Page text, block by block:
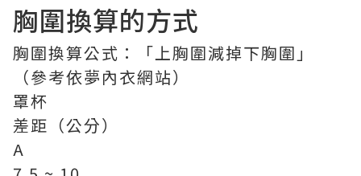
胸圍換算的方式
胸圍換算公式：「上胸圍減掉下胸圍」
（參考依夢內衣網站）
罩杯
差距（公分）
A